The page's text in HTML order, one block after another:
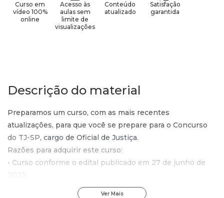
Curso em
vídeo 100%
online
Acesso às
aulas sem
limite de
visualizações
Conteúdo
atualizado
Satisfação
garantida
Descrição do material
Preparamos um curso, com as mais recentes
atualizações, para que você se prepare para o Concurso
do TJ-SP, cargo de Oficial de Justiça.
Razões para adquirir este curso:
• Curso conforme o edital publicado em 27 de junho de
• Professores com ampla experiência em concursos
Ver Mais